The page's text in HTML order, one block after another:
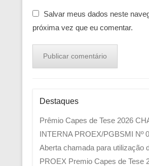
Salvar meus dados neste
próxima vez que eu comentar.
Destaques
Prêmio Capes de Tese 2026
INTERNA PROEX/PGBSMI Nº
Aberta chamada para utilização
PROEX Premio Capes de Tese